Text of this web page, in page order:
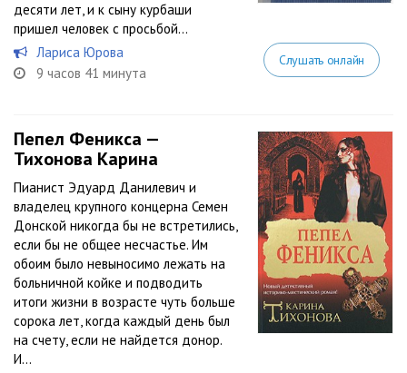
десяти лет, и к сыну курбаши
пришел человек с просьбой...
Лариса Юрова
9 часов 41 минута
Слушать онлайн
Пепел Феникса —
Тихонова Карина
Пианист Эдуард Данилевич и
владелец крупного концерна Семен
Донской никогда бы не встретились,
если бы не общее несчастье. Им
обоим было невыносимо лежать на
больничной койке и подводить
итоги жизни в возрасте чуть больше
сорока лет, когда каждый день был
на счету, если не найдется донор.
И...